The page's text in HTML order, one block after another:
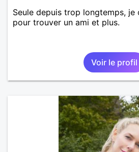
Seule depuis trop longtemps,
pour trouver un ami et plus.
Voir le profil